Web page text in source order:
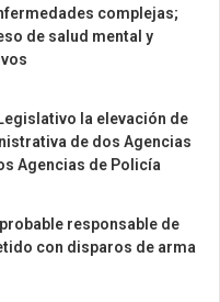
complejas;
de salud mental y
la elevación de
de dos Agencias
Agencias de Policía
probable responsable de
con disparos de arma